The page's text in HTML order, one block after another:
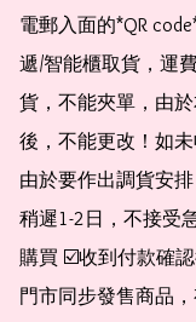
電郵入面的*QR
遞/智能櫃取貨，運
貨，不能夾單，由
後，不能更改！如
由於要作出調貨安
稍遲1-2日，不接受
購買 ☑️收到付款確
門市同步發售商品